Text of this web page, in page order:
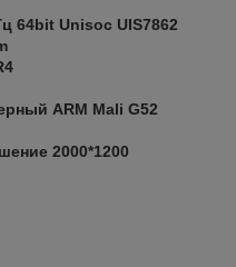
64bit Unisoc UIS7862
ARM Mali G52
2000*1200